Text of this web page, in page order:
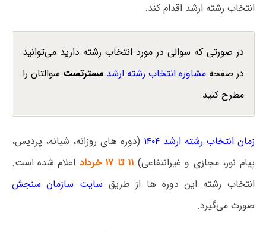
انتخاب رشته ارشد اقدام کند.
در صورتی که سوالی در مورد انتخاب رشته دارید می‌توانید
در صفحهمشاوره انتخاب رشته ارشد مسترتست سوالتان را
مطرح کنید.
زمان انتخاب رشته ارشد ۱۴۰۴
(دوره های روزانه، شبانه، پردیس،
پیام نور، مجازی و غیرانتفاعی) ۱۱ تا ۱۷ خرداد
اعلام شده است.
انتخاب رشته این دوره ها از طریق سایت سازمان سنجش
صورت می‌گیرد.